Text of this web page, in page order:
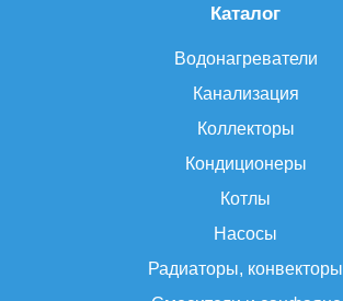
Каталог
Водонагреватели
Канализация
Коллекторы
Кондиционеры
Котлы
Насосы
Радиаторы, конвекторы